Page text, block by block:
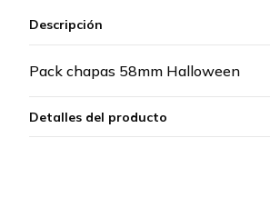
Descripción
Pack chapas 58mm Halloween
Detalles del producto